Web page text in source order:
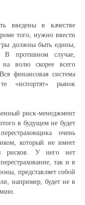
введены в качестве
того, нужно ввести
должны быть едины,
В противном случае,
на волю скорее всего
финансовая система
«испортят» рынок
риск-менеджмент
в будущем не будет
очень
который не имеет
рисков. У него нет
так и в
представляет собой
например, будет не в